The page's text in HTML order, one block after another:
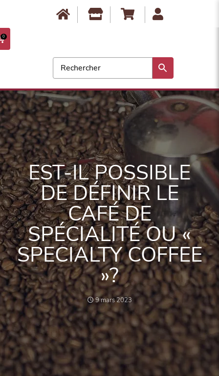
Anbassa est fermé du 10 août au 17 août. Les commandes ne seront
expédiées qu'à partir du 18 août. Bonnes vacances !
0
EST-IL POSSIBLE
DE DÉFINIR LE
CAFÉ DE
SPÉCIALITÉ OU «
SPECIALTY COFFEE
»?
9 mars 2023